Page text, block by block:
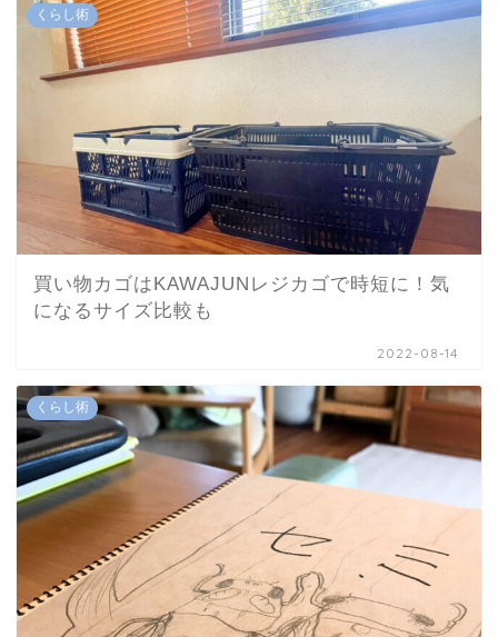
くらし術
買い物カゴはKAWAJUNレジカゴで時短に！気
になるサイズ比較も
2022-08-14
くらし術